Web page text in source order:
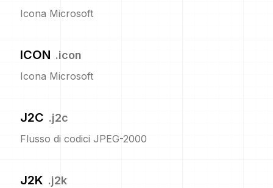
Icona Microsoft
ICON .icon
Icona Microsoft
J2C .j2c
Flusso di codici JPEG-2000
J2K .j2k